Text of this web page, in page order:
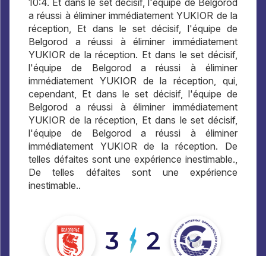
10:4. Et dans le set décisif, l'équipe de Belgorod
a réussi à éliminer immédiatement YUKIOR de la
réception, Et dans le set décisif, l'équipe de
Belgorod a réussi à éliminer immédiatement
YUKIOR de la réception. Et dans le set décisif,
l'équipe de Belgorod a réussi à éliminer
immédiatement YUKIOR de la réception, qui,
cependant, Et dans le set décisif, l'équipe de
Belgorod a réussi à éliminer immédiatement
YUKIOR de la réception, Et dans le set décisif,
l'équipe de Belgorod a réussi à éliminer
immédiatement YUKIOR de la réception. De
telles défaites sont une expérience inestimable.,
De telles défaites sont une expérience
inestimable..
3 2